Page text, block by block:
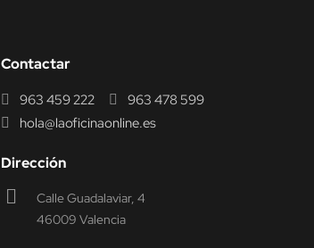
Contactar
963 459 222
963 478 599
hola@laoficinaonline.es
Dirección
Calle Guadalaviar, 4
46009 Valencia